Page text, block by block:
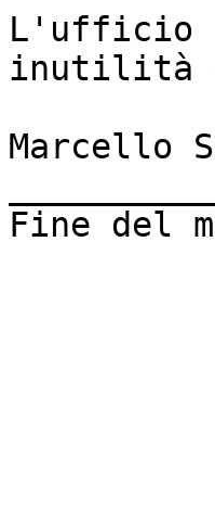
L'ufficio
inutilità
Marcello
Fine del